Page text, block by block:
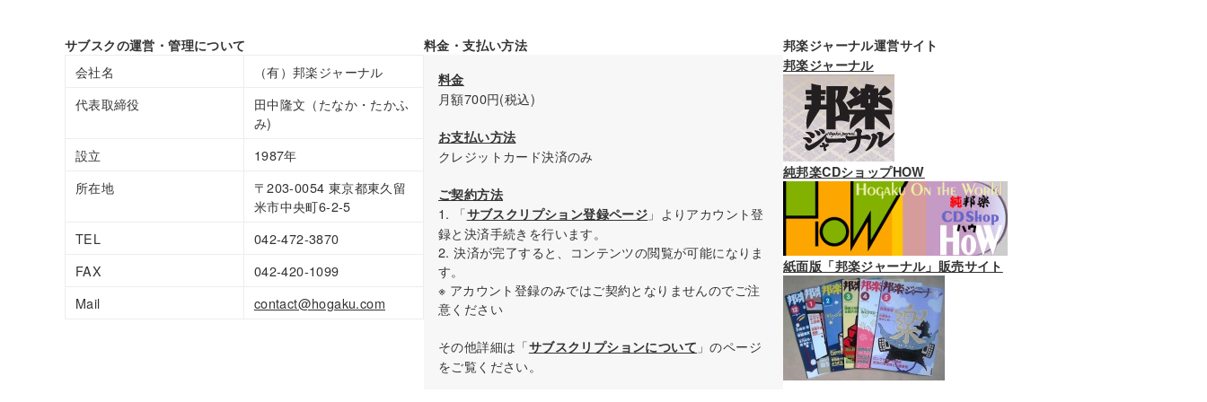
サブスクの運営・管理について
会社名
（有）邦楽ジャーナル
代表取締役
田中隆文（たなか・たかふ
み)
設立
1987年
所在地
〒203-0054 東京都東久留
米市中央町6-2-5
TEL
042-472-3870
FAX
042-420-1099
Mail
contact@hogaku.com
料金・支払い方法
料金
月額700円(税込)
お支払い方法
クレジットカード決済のみ
ご契約方法
1. 「サブスクリプション登録ページ 」よりアカウント登
録と決済手続きを行います。
2. 決済が完了すると、コンテンツの閲覧が可能になりま
す。
※ アカウント登録のみではご契約となりませんのでご注
意ください
その他詳細は「サブスクリプションについて 」のページ
をご覧ください。
邦楽ジャーナル運営サイト
邦楽ジャーナル
純邦楽CDショップHOW
紙面版「邦楽ジャーナル」販売サイト